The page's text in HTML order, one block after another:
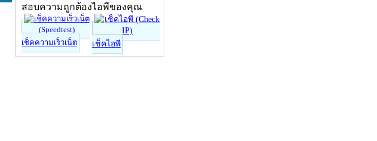
สอบความถูกต้องไอพีของคุณ
เช็คความเร็วเน็ต เช็คไอพี